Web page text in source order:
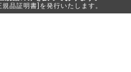
品証明書]を発行いたします。